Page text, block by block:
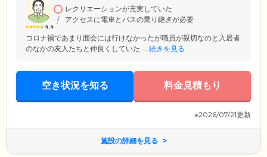
4.4
レクリエーションが充実していた
アクセスに電車とバスの乗り継ぎが必要
コロナ禍であまり面会には行けなかったが職員が親切なのと入居者
のなかの友人たちと仲良くしていた ... 続きを見る
空き状況を知る 料金見積もり
※2026/07/21更新
施設の詳細を見る